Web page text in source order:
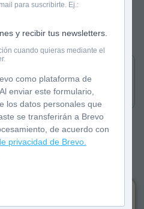
para suscribirte. Ej.:
y recibir tus newsletters.
cuando quieras mediante el
como plataforma de
enviar este formulario,
los datos personales que
se transferirán a Brevo
de acuerdo con
privacidad de Brevo.
rimado